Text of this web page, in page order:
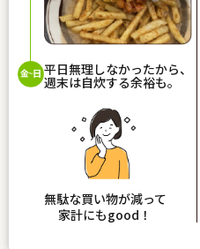
平日無理しなかったから、
週末は自炊する余裕も。
無駄な買い物が減って
家計にもgood！